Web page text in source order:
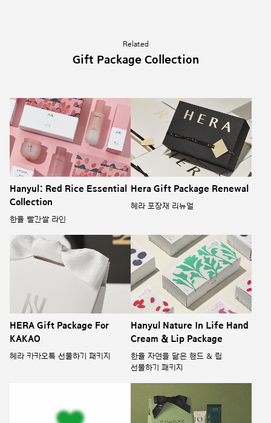
Related
Gift Package Collection
Hanyul: Red Rice Essential
Collection
한율 빨간쌀 라인
Hera Gift Package Renewal
헤라 포장재 리뉴얼
HERA Gift Package For
KAKAO
헤라 카카오톡 선물하기 패키지
Hanyul Nature In Life Hand
Cream & Lip Package
한율 자연을 닮은 핸드 & 립
선물하기 패키지